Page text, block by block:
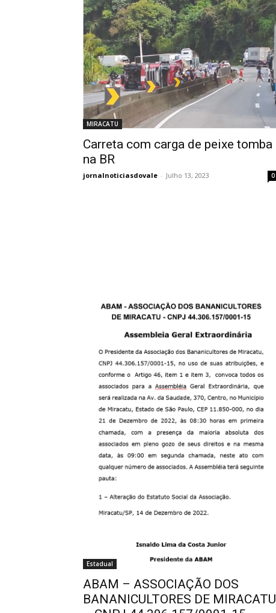
MIRACATU
Carreta com carga de peixe tomba
na BR
jornalnoticiasdovale - Julho 13, 2023 0
Estadual
ABAM – ASSOCIAÇÃO DOS
BANANICULTORES DE MIRACATU